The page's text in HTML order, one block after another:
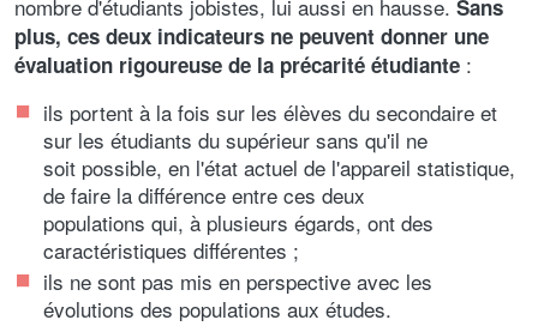
nombre d'étudiants jobistes, lui aussi en hausse. Sans
plus, ces deux indicateurs ne peuvent donner une
évaluation rigoureuse de la précarité étudiante :
ils portent à la fois sur les élèves du secondaire et
sur les étudiants du supérieur sans qu'il ne
soit possible, en l'état actuel de l'appareil statistique,
de faire la différence entre ces deux
populations qui, à plusieurs égards, ont des
caractéristiques différentes ;
ils ne sont pas mis en perspective avec les
évolutions des populations aux études.